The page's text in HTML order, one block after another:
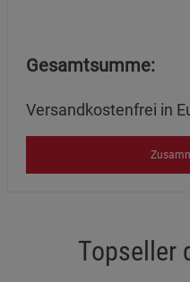
Gesamtsumme:
Versandkostenfrei in
Topseller